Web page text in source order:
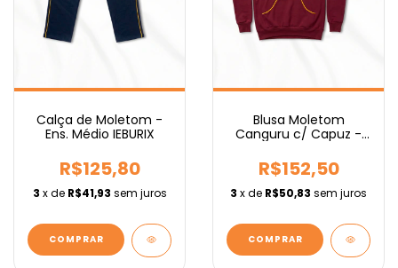
Calça de Moletom -
Ens. Médio IEBURIX
R$125,80
3 x de R$41,93 sem juros
COMPRAR
Blusa Moletom
Canguru c/ Capuz -
IEBURIX
R$152,50
3 x de R$50,83 sem juros
COMPRAR